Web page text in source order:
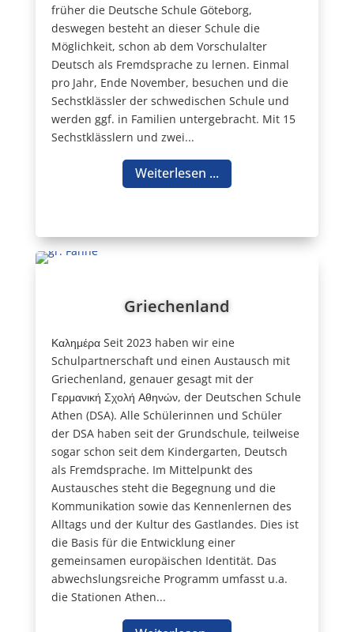
früher die Deutsche Schule Göteborg,
deswegen besteht an dieser Schule die
Möglichkeit, schon ab dem Vorschulalter
Deutsch als Fremdsprache zu lernen. Einmal
pro Jahr, Ende November, besuchen und die
Sechstklässler der schwedischen Schule und
werden ggf. in Familien untergebracht. Mit 15
Sechstklässlern und zwei...
Weiterlesen ...
Griechenland
Καλημέρα Seit 2023 haben wir eine
Schulpartnerschaft und einen Austausch mit
Griechenland, genauer gesagt mit der
Γερμανική Σχολή Αθηνών, der Deutschen Schule
Athen (DSA). Alle Schülerinnen und Schüler
der DSA haben seit der Grundschule, teilweise
sogar schon seit dem Kindergarten, Deutsch
als Fremdsprache. Im Mittelpunkt des
Austausches steht die Begegnung und die
Kommunikation sowie das Kennenlernen des
Alltags und der Kultur des Gastlandes. Dies ist
die Basis für die Entwicklung einer
gemeinsamen europäischen Identität. Das
abwechslungsreiche Programm umfasst u.a.
die Stationen Athen...